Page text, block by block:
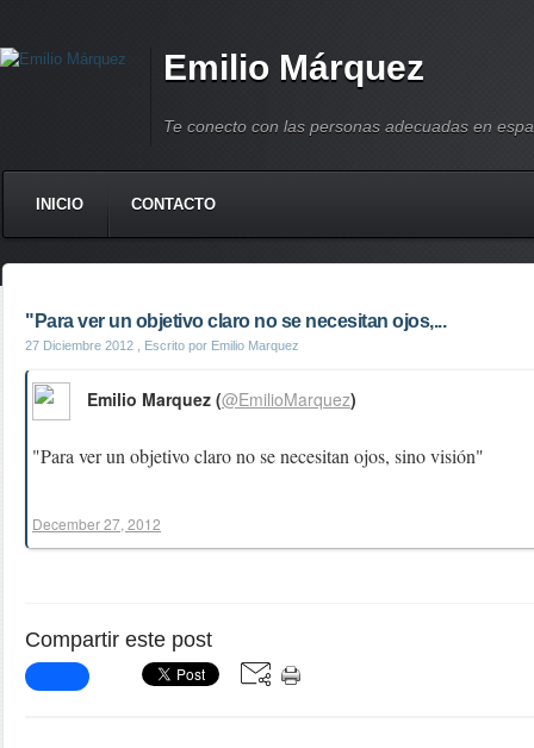
Emilio Márquez
Te conecto con las personas adecuadas en
INICIO CONTACTO
"Para ver un objetivo claro no se necesitan ojos,...
27 Diciembre 2012 , Escrito por Emilio Marquez
"Para ver un objetivo claro no se necesitan ojos, sino visión"
Emilio Marquez (@EmilioMarquez)
December 27, 2012
Compartir este post